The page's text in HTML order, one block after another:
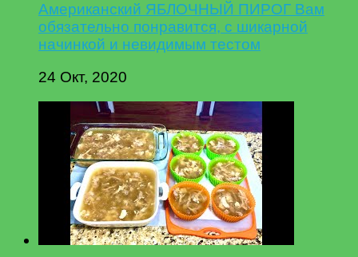
Американский ЯБЛОЧНЫЙ ПИРОГ Вам
обязательно понравится, с шикарной
начинкой и невидимым тестом
24 Окт, 2020